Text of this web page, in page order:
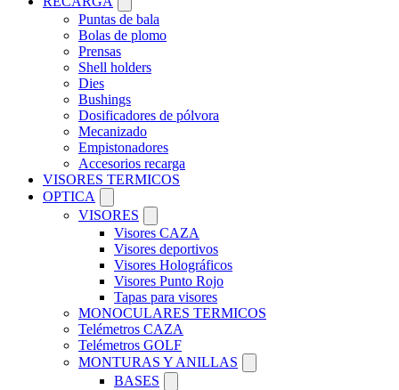
Puntas de bala
Bolas de plomo
Prensas
Shell holders
Dies
Bushings
Dosificadores de pólvora
Mecanizado
Empistonadores
Accesorios recarga
VISORES TERMICOS
OPTICA
VISORES
Visores CAZA
Visores deportivos
Visores Holográficos
Visores Punto Rojo
Tapas para visores
MONOCULARES TERMICOS
Telémetros CAZA
Telémetros GOLF
MONTURAS Y ANILLAS
BASES